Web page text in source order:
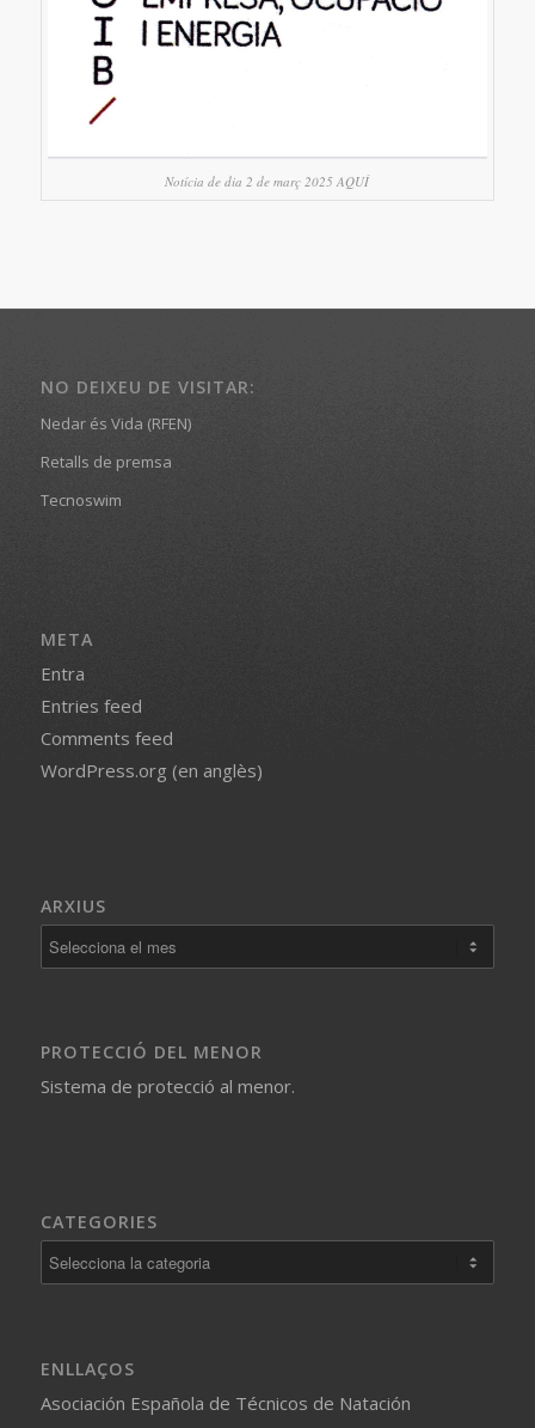
Notícia de dia 2 de març 2025 AQUÍ
NO DEIXEU DE VISITAR:
Nedar és Vida (RFEN)
Retalls de premsa
Tecnoswim
META
Entra
Entries feed
Comments feed
WordPress.org (en anglès)
ARXIUS
PROTECCIÓ DEL MENOR
Sistema de protecció al menor.
CATEGORIES
ENLLAÇOS
Asociación Española de Técnicos de Natación